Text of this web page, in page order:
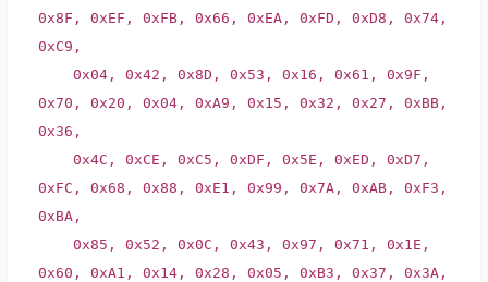
0x8F, 0xEF, 0xFB, 0x66, 0xEA, 0xFD, 0xD8, 0x74,
0xC9,
0x04, 0x42, 0x8D, 0x53, 0x16, 0x61, 0x9F,
0x70, 0x20, 0x04, 0xA9, 0x15, 0x32, 0x27, 0xBB,
0x36,
0x4C, 0xCE, 0xC5, 0xDF, 0x5E, 0xED, 0xD7,
0xFC, 0x68, 0x88, 0xE1, 0x99, 0x7A, 0xAB, 0xF3,
0xBA,
0x85, 0x52, 0x0C, 0x43, 0x97, 0x71, 0x1E,
0x60, 0xA1, 0x14, 0x28, 0x05, 0xB3, 0x37, 0x3A,